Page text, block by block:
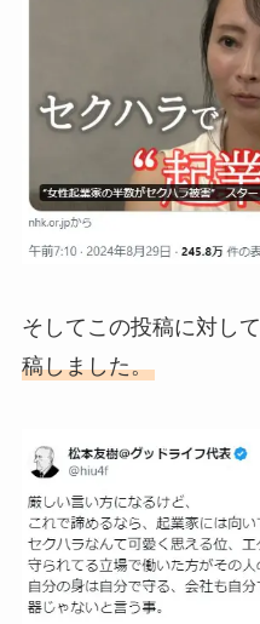
そしてこの投稿に対して
稿しました。